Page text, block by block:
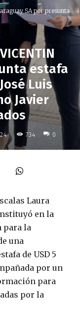
SA por presunta
estafa
Luis
Javier
734 0
Laura
en la
para la
una
de USD 5
por un
para
por la